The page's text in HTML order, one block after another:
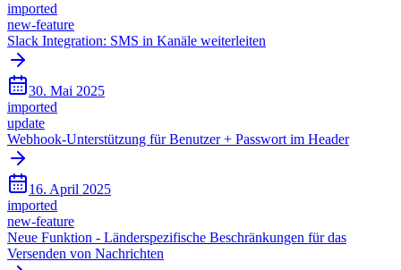
imported
new-feature
Slack Integration: SMS in Kanäle weiterleiten
30. Mai 2025
imported
update
Webhook-Unterstützung für Benutzer + Passwort im Header
16. April 2025
imported
new-feature
Neue Funktion - Länderspezifische Beschränkungen für das
Versenden von Nachrichten